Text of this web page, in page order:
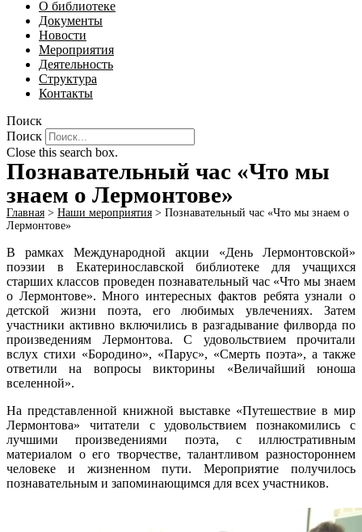
О библиотеке
Документы
Новости
Мероприятия
Деятельность
Структура
Контакты
Поиск
Поиск
Close this search box.
Познавательный час «Что мы
знаем о Лермонтове»
Главная > Наши мероприятия > Познавательный час «Что мы знаем о
Лермонтове»
В рамках Международной акции «День Лермонтовской»
поэзии в Екатеринославской библиотеке для учащихся
старших классов проведен познавательный час «Что мы знаем
о Лермонтове». Много интересных фактов ребята узнали о
детской жизни поэта, его любимых увлечениях. Затем
участники активно включились в разгадывание филворда по
произведениям Лермонтова. С удовольствием прочитали
вслух стихи «Бородино», «Парус», «Смерть поэта», а также
ответили на вопросы викторины «Величайший юноша
вселенной».
На представленной книжной выставке «Путешествие в мир
Лермонтова» читатели с удовольствием познакомились с
лучшими произведениями поэта, с иллюстративным
материалом о его творчестве, талантливом разностороннем
человеке и жизненном пути. Мероприятие получилось
познавательным и запоминающимся для всех участников.